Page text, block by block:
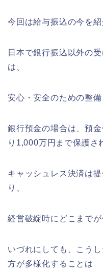
今回は給与振込の今を紹
日本で銀行振込以外の
は、
安心・安全のための整備
銀行預金の場合は、預
り1,000万円まで保護さ
キャッシュレス決済は
り、
経営破綻時にどこまで
いづれにしても、こう
方が多様化することは